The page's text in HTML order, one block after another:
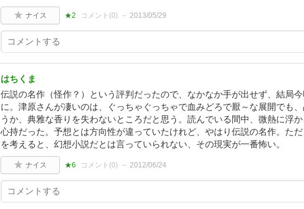
ナイス ★2 コメント(0) 2013/05/29
はちくま
伝説の名作（怪作？）という評判だったので、なかなか手が出せず、結局今
に。津原さんが凄いのは、ぐっちゃぐっちゃで血みどろで厭～な展開でも
うか、典雅な香りを失わないところだと思う。読んでいる間中、微熱に浮
心持だった。予想とは方向性が違っていたけれど、やはり伝説の名作。た
を考えると、幻想小説だとは言っていられない、その現実が一番怖い。
ナイス ★6 コメント(0) 2012/06/24